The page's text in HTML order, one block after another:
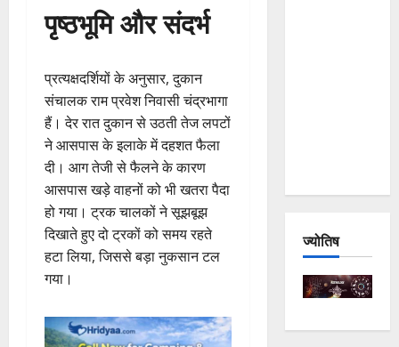
पृष्ठभूमि और संदर्भ
प्रत्यक्षदर्शियों के अनुसार, दुकान
संचालक राम प्रवेश निवासी चंद्रभागा
हैं। देर रात दुकान से उठती तेज लपटों
ने आसपास के इलाके में दहशत फैला
दी। आग तेजी से फैलने के कारण
आसपास खड़े वाहनों को भी खतरा पैदा
हो गया। ट्रक चालकों ने सूझबूझ
दिखाते हुए दो ट्रकों को समय रहते
हटा लिया, जिससे बड़ा नुकसान टल
गया।
ज्योतिष